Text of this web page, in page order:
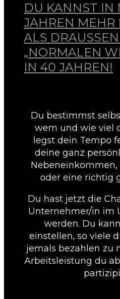
DU KANNST IN
JAHREN MEHR
ALS
„NORMALEN
IN 40 JAHREN!
Du bestimmst
wem und wie viel
legst dein Tempo
deine ganz
Nebeneinkommen,
oder eine richtig
Du hast jetzt die
Unternehmer/in im
werden. Du
einstellen, so viele
jemals bezahlen zu
Arbeitsleistung du